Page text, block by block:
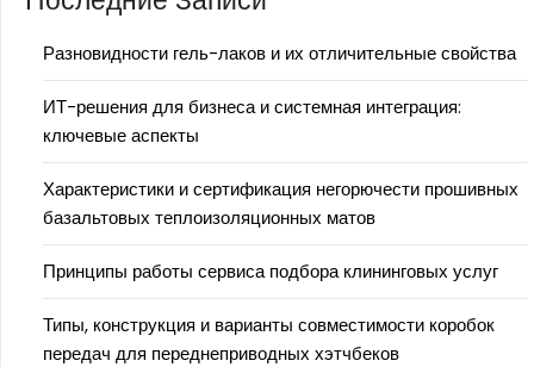
Разновидности гель-лаков и их отличительные свойства
ИТ-решения для бизнеса и системная интеграция:
ключевые аспекты
Характеристики и сертификация негорючести прошивных
базальтовых теплоизоляционных матов
Принципы работы сервиса подбора клининговых услуг
Типы, конструкция и варианты совместимости коробок
передач для переднеприводных хэтчбеков